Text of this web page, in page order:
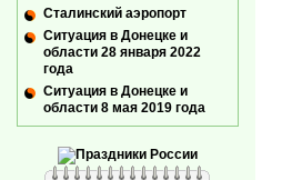
Сталинский аэропорт
Ситуация в Донецке и
области 28 января 2022
года
Ситуация в Донецке и
области 8 мая 2019 года